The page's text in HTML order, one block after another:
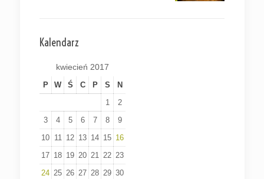
Kalendarz
kwiecień 2017
P W Ś C P S
N
1
2
3
4 5 6 7 8
9
10 11 12 13 14 15 16
17 18 19 20 21 22 23
24 25 26 27 28 29 30